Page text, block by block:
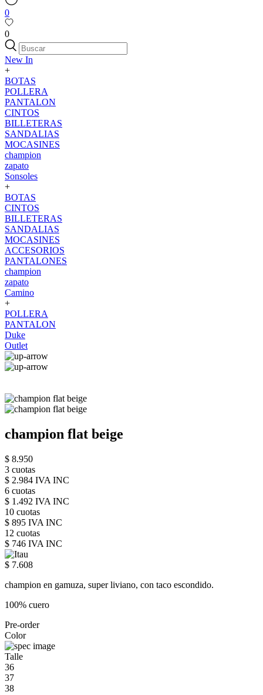
0
0
New In
+
BOTAS
POLLERA
PANTALON
CINTOS
BILLETERAS
SANDALIAS
MOCASINES
champion
zapato
Sonsoles
+
BOTAS
CINTOS
BILLETERAS
SANDALIAS
MOCASINES
ACCESORIOS
PANTALONES
champion
zapato
Camino
+
POLLERA
PANTALON
Duke
Outlet
champion flat beige
$ 8.950
3 cuotas
$ 2.984 IVA INC
6 cuotas
$ 1.492 IVA INC
10 cuotas
$ 895 IVA INC
12 cuotas
$ 746 IVA INC
$ 7.608
champion en gamuza, super liviano, con taco escondido.
100% cuero
Pre-order
Color
Talle
36
37
38